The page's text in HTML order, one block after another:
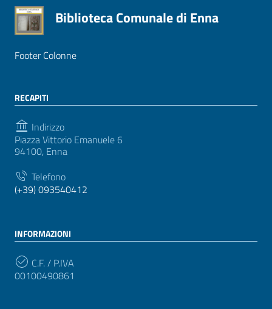
Biblioteca Comunale di Enna
Footer Colonne
RECAPITI
Indirizzo
Piazza Vittorio Emanuele 6
94100, Enna
Telefono
(+39) 093540412
INFORMAZIONI
C.F. / P.IVA
00100490861